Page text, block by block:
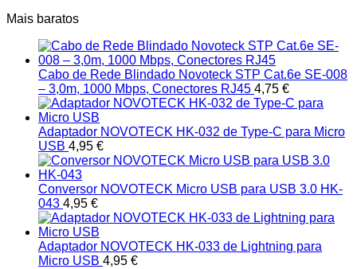
Mais baratos
Cabo de Rede Blindado Novoteck STP Cat.6e SE-008
– 3,0m, 1000 Mbps, Conectores RJ45 4,75 €
Adaptador NOVOTECK HK-032 de Type-C para Micro
USB 4,95 €
Conversor NOVOTECK Micro USB para USB 3.0 HK-
043 4,95 €
Adaptador NOVOTECK HK-033 de Lightning para
Micro USB 4,95 €